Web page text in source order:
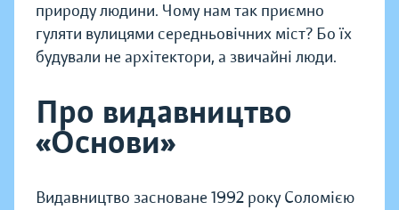
природу людини. Чому нам так приємно
гуляти вулицями середньовічних міст? Бо їх
будували не архітектори, а звичайні люди.
Про видавництво
«Основи»
Видавництво засноване 1992 року Соломією